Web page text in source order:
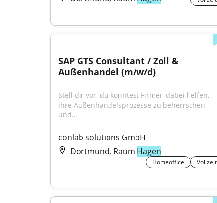
SAP GTS Consultant / Zoll &
Außenhandel (m/w/d)
Stell dir vor, du könntest Firmen dabei helfen,
ihre Außenhandelsprozesse zu beherrschen
und...
conlab solutions GmbH
Dortmund, Raum Hagen
Homeoffice Vollzeit